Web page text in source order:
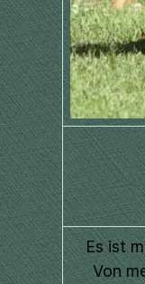
Es ist
Von